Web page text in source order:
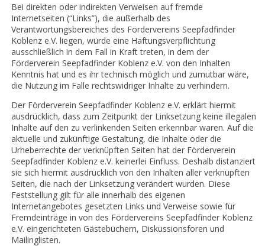
Bei direkten oder indirekten Verweisen auf fremde
Internetseiten (“Links”), die außerhalb des
Verantwortungsbereiches des Fördervereins Seepfadfinder
Koblenz e.V. liegen, würde eine Haftungsverpflichtung
ausschließlich in dem Fall in Kraft treten, in dem der
Förderverein Seepfadfinder Koblenz e.V. von den Inhalten
Kenntnis hat und es ihr technisch möglich und zumutbar wäre,
die Nutzung im Falle rechtswidriger Inhalte zu verhindern.
Der Förderverein Seepfadfinder Koblenz e.V. erklärt hiermit
ausdrücklich, dass zum Zeitpunkt der Linksetzung keine illegalen
Inhalte auf den zu verlinkenden Seiten erkennbar waren. Auf die
aktuelle und zukünftige Gestaltung, die Inhalte oder die
Urheberrechte der verknüpften Seiten hat der Förderverein
Seepfadfinder Koblenz e.V. keinerlei Einfluss. Deshalb distanziert
sie sich hiermit ausdrücklich von den Inhalten aller verknüpften
Seiten, die nach der Linksetzung verändert wurden. Diese
Feststellung gilt für alle innerhalb des eigenen
Internetangebotes gesetzten Links und Verweise sowie für
Fremdeinträge in von des Fördervereins Seepfadfinder Koblenz
e.V. eingerichteten Gästebüchern, Diskussionsforen und
Mailinglisten.